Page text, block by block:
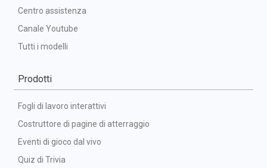
Centro assistenza
Canale Youtube
Tutti i modelli
Prodotti
Fogli di lavoro interattivi
Costruttore di pagine di atterraggio
Eventi di gioco dal vivo
Quiz di Trivia